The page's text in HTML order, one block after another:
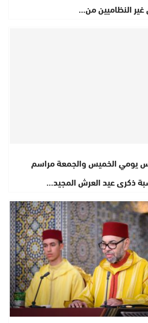
غير النظاميين من…
يومي الخميس والجمعة مراسم
ذكرى عيد العرش المجيد…